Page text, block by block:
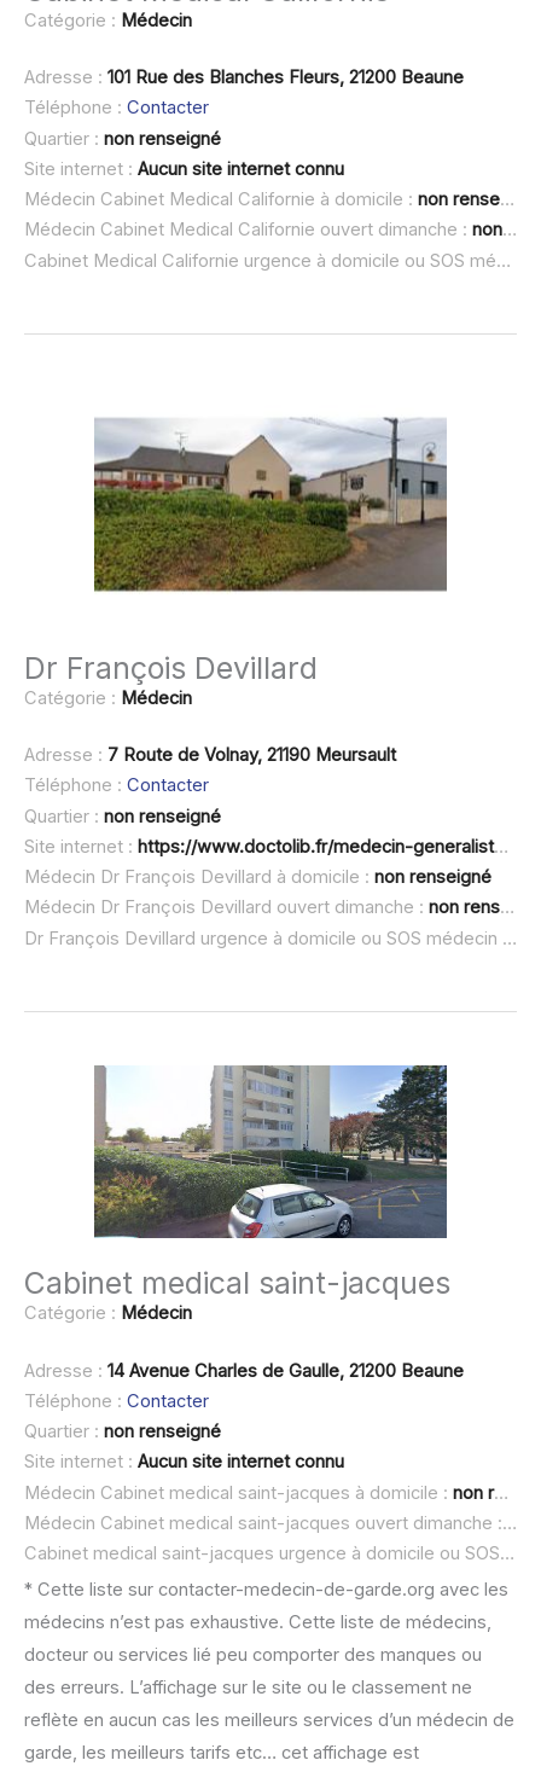
Catégorie : Médecin
Adresse : 101 Rue des Blanches Fleurs, 21200 Beaune
Téléphone : Contacter
Quartier : non renseigné
Site internet : Aucun site internet connu
Médecin Cabinet Medical Californie à domicile : non renseigné
Médecin Cabinet Medical Californie ouvert dimanche : non renseigné
Cabinet Medical Californie urgence à domicile ou SOS médecin :
Dr François Devillard
Catégorie : Médecin
Adresse : 7 Route de Volnay, 21190 Meursault
Téléphone : Contacter
Quartier : non renseigné
Site internet : https://www.doctolib.fr/medecin-generaliste/meursault/francois-devillard
Médecin Dr François Devillard à domicile : non renseigné
Médecin Dr François Devillard ouvert dimanche : non renseigné
Dr François Devillard urgence à domicile ou SOS médecin :
Cabinet medical saint-jacques
Catégorie : Médecin
Adresse : 14 Avenue Charles de Gaulle, 21200 Beaune
Téléphone : Contacter
Quartier : non renseigné
Site internet : Aucun site internet connu
Médecin Cabinet medical saint-jacques à domicile : non renseigné
Médecin Cabinet medical saint-jacques ouvert dimanche :
Cabinet medical saint-jacques urgence à domicile ou SOS médecin :
* Cette liste sur contacter-medecin-de-garde.org avec les
médecins n’est pas exhaustive. Cette liste de médecins,
docteur ou services lié peu comporter des manques ou
des erreurs. L’affichage sur le site ou le classement ne
reflète en aucun cas les meilleurs services d’un médecin de
garde, les meilleurs tarifs etc… cet affichage est